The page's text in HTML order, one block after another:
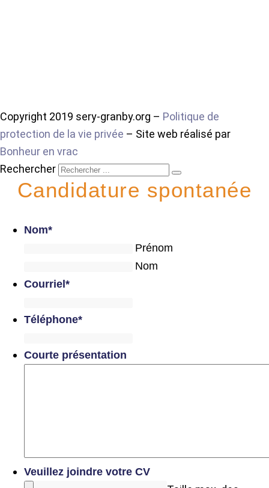
Copyright 2019 sery-granby.org – Politique de
protection de la vie privée – Site web réalisé par
Bonheur en vrac
Rechercher
Candidature spontanée
Nom*
Prénom
Nom
Courriel*
Téléphone*
Courte présentation
Veuillez joindre votre CV